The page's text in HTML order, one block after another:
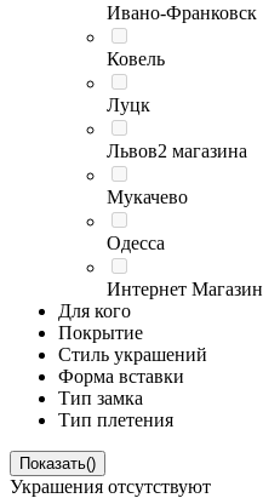
Ивано-Франковск
Ковель
Луцк
Львов2 магазина
Мукачево
Одесса
Интернет Магазин
Для кого
Покрытие
Стиль украшений
Форма вставки
Тип замка
Тип плетения
Показать()
Украшения отсутствуют